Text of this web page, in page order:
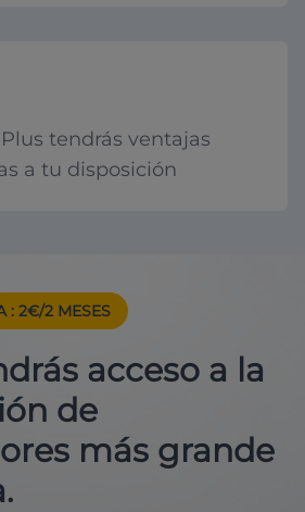
tendrás ventajas
a tu disposición
: 2€/2 MESES
acceso a la
de
más grande